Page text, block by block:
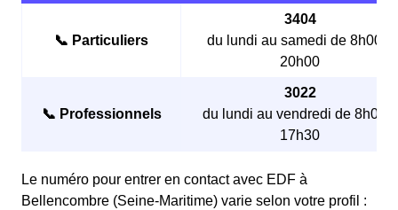
📞 Particuliers
3404
du lundi au samedi de 8h00 à
20h00
📞 Professionnels
3022
du lundi au vendredi de 8h00 à
17h30
Le numéro pour entrer en contact avec EDF à
Bellencombre (Seine-Maritime) varie selon votre profil :